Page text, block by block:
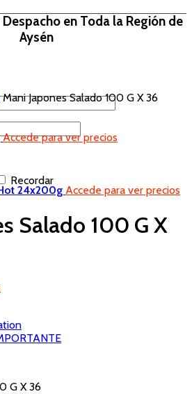
en Toda la Región de
Aysén
Recordar
Mani Japones Salado 100 G X 36
Accede para ver precios
24x200g Accede para ver precios
Salado 100 G X
G X 36